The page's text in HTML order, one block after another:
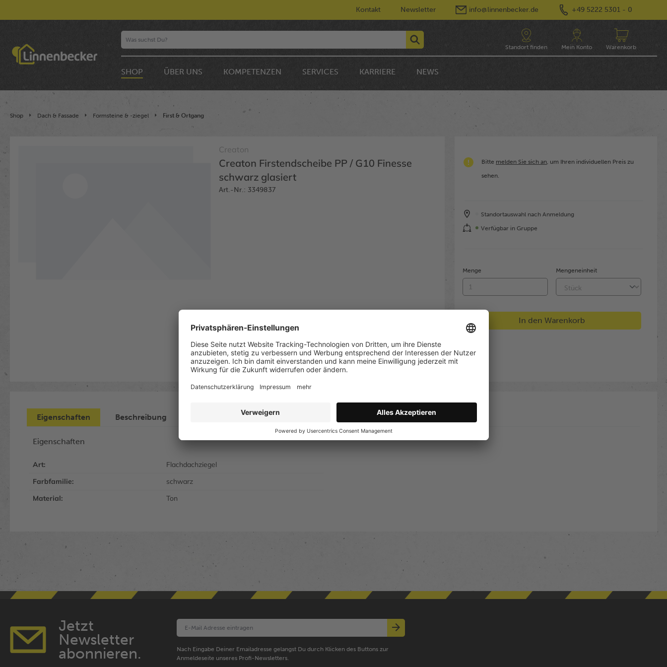
Kontakt Newsletter info@linnenbecker.de +49 5222 5301 - 0
Standort finden Mein Konto Warenkorb
SHOP ÜBER UNS KOMPETENZEN SERVICES KARRIERE NEWS
Shop Dach & Fassade Formsteine & -ziegel First & Ortgang
Creaton
Creaton Firstendscheibe PP / G10 Finesse
schwarz glasiert
Art.-Nr.: 3349837
Bitte melden Sie sich an , um Ihren individuellen Preis zu
sehen.
Standortauswahl nach Anmeldung
Verfügbar in Gruppe
Menge Mengeneinheit
In den Warenkorb
Eigenschaften Beschreibung
Eigenschaften
Art:
Flachdachziegel
Farbfamilie:
schwarz
Material:
Ton
Jetzt
Newsletter
abonnieren.
Nach Eingabe Deiner Emailadresse gelangst Du durch Klicken des Buttons zur
Anmeldeseite unseres Profi-Newsletters.